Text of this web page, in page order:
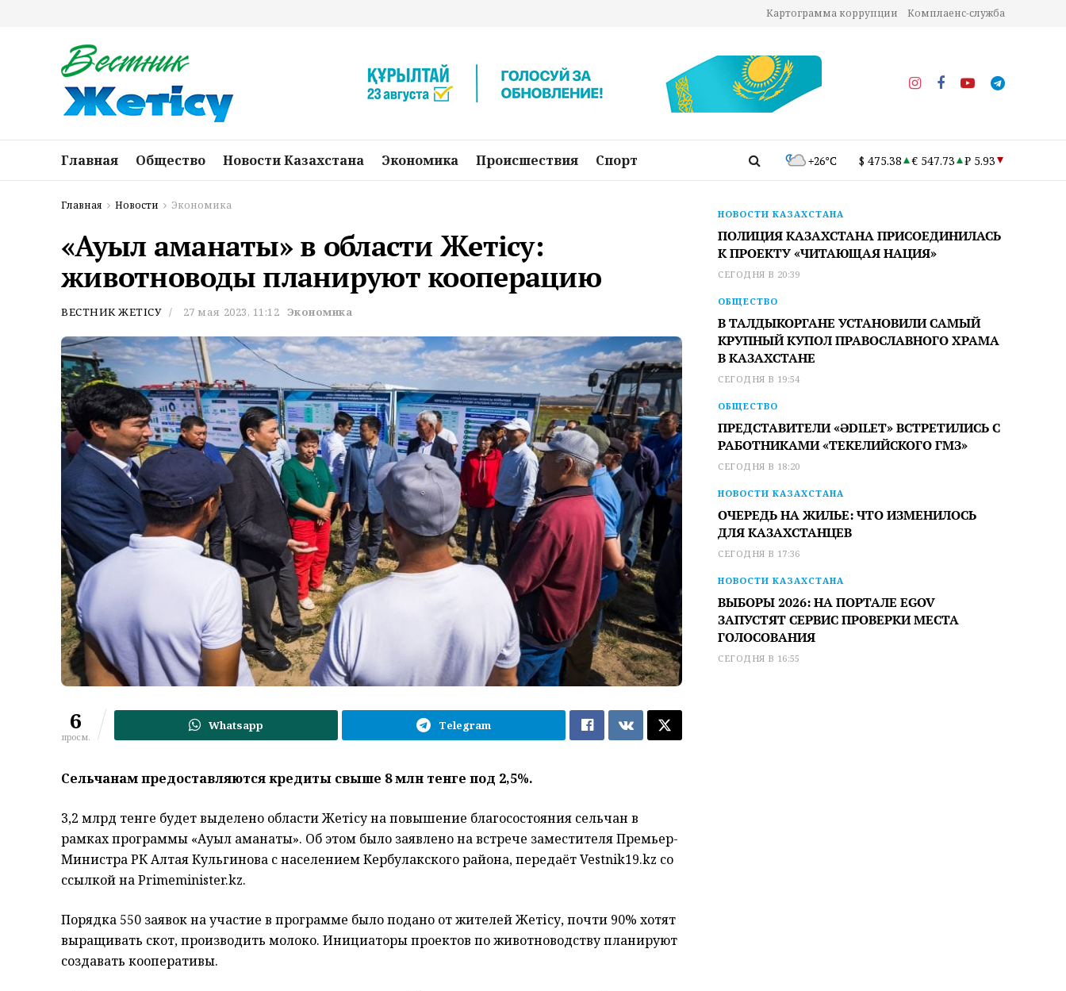
Картограмма коррупции Комплаенс-служба
Главная Общество Новости Казахстана Экономика Происшествия Спорт +26°C $ 475.38 € 547.73 ₽ 5.93
Главная Новости Экономика
«Ауыл аманаты» в области Жетісу:
животноводы планируют кооперацию
ВЕСТНИК ЖЕТІСУ 27 мая 2023, 11:12 Экономика
6
просм.
Whatsapp Telegram
Сельчанам предоставляются кредиты свыше 8 млн тенге под 2,5%.
3,2 млрд тенге будет выделено области Жетісу на повышение благосостояния сельчан в
рамках программы «Ауыл аманаты». Об этом было заявлено на встрече заместителя Премьер-
Министра РК Алтая Кульгинова с населением Кербулакского района, передаёт Vestnik19.kz со
ссылкой на Primeminister.kz.
Порядка 550 заявок на участие в программе было подано от жителей Жетісу, почти 90% хотят
выращивать скот, производить молоко. Инициаторы проектов по животноводству планируют
создавать кооперативы.
НОВОСТИ КАЗАХСТАНА
ПОЛИЦИЯ КАЗАХСТАНА ПРИСОЕДИНИЛАСЬ
К ПРОЕКТУ «ЧИТАЮЩАЯ НАЦИЯ»
СЕГОДНЯ В 20:39
ОБЩЕСТВО
В ТАЛДЫКОРГАНЕ УСТАНОВИЛИ САМЫЙ
КРУПНЫЙ КУПОЛ ПРАВОСЛАВНОГО ХРАМА
В КАЗАХСТАНЕ
СЕГОДНЯ В 19:54
ОБЩЕСТВО
ПРЕДСТАВИТЕЛИ «ӘDILET» ВСТРЕТИЛИСЬ С
РАБОТНИКАМИ «ТЕКЕЛИЙСКОГО ГМЗ»
СЕГОДНЯ В 18:20
НОВОСТИ КАЗАХСТАНА
ОЧЕРЕДЬ НА ЖИЛЬЕ: ЧТО ИЗМЕНИЛОСЬ
ДЛЯ КАЗАХСТАНЦЕВ
СЕГОДНЯ В 17:36
НОВОСТИ КАЗАХСТАНА
ВЫБОРЫ 2026: НА ПОРТАЛЕ EGOV
ЗАПУСТЯТ СЕРВИС ПРОВЕРКИ МЕСТА
ГОЛОСОВАНИЯ
СЕГОДНЯ В 16:55